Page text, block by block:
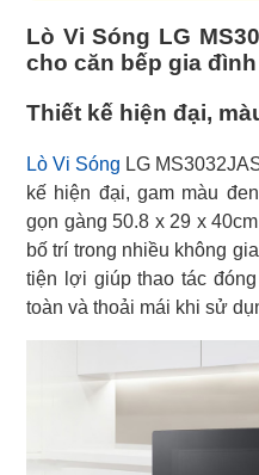
Lò Vi Sóng LG
cho căn bếp gia đình
Thiết kế hiện đại,
Lò Vi Sóng LG
kế hiện đại, gam màu
gọn gàng 50.8 x 29 x
bố trí trong nhiều không
tiện lợi giúp thao tác
toàn và thoải mái khi sử